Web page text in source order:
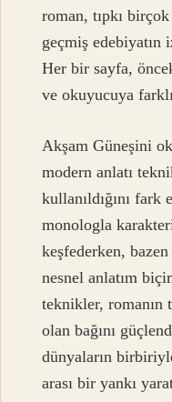
roman, tıpkı
geçmiş edebiyatın
Her bir sayfa,
ve okuyucuya
Akşam Güneşini
modern anlatı
kullanıldığını
monologla
keşfederken,
nesnel anlatım
teknikler, romanın
olan bağını
dünyaların
arası bir yankı